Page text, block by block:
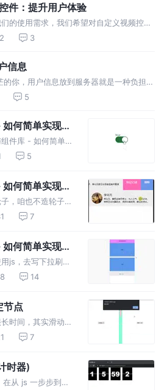
件：提升用户体验
的使用需求，我们希望对自定义视频控件
了提升Web与H5的用户体验，于是这篇
3
信息
你，用户信息放到服务器就是一种负担，
被存放到用户本地，它会被浏览器自
5
何简单实现
件库 - 如何简单实
列，switch实现
同操作
5
何简单实现滑
，咱也不造轮子，
思想，也为了能更
7
何简单实现下
js，去写下拉刷
人也曾迷茫无从下
徘徊。
14
节点
时间，其实滑动本
上挂载的对象的
7
时器)
从 js 一步步到